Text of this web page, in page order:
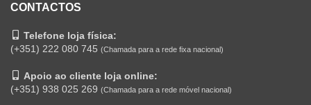
CONTACTOS
Telefone loja física:
(+351) 222 080 745 (Chamada para a rede fixa nacional)
Apoio ao cliente loja online:
(+351) 938 025 269 (Chamada para a rede móvel nacional)